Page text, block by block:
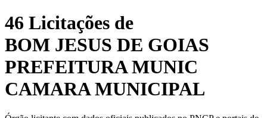
46 Licitações de
BOM JESUS DE GOIAS
PREFEITURA MUNIC
CAMARA MUNICIPAL